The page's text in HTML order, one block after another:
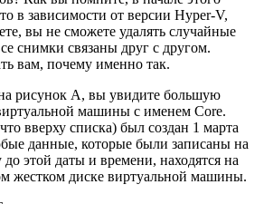
в зависимости от версии Hyper-V,
вы не сможете удалять случайные
снимки связаны друг с другом.
вам, почему именно так.
рисунок А, вы увидите большую
машины с именем Core.
вверху списка) был создан 1 марта
данные, которые были записаны на
этой даты и времени, находятся на
жестком диске виртуальной машины.